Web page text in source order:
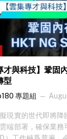
才與科技】鞏
型
專題組
現實的世代即將
端部署，確保業